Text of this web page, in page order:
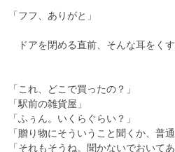
「フフ、ありがと」
ドアを閉める直前、そんな耳をくす
「これ、どこで買ったの？」
「駅前の雑貨屋」
「ふぅん。いくらぐらい？」
「贈り物にそういうこと聞くか、普通
「それもそうね。聞かないでおいてあ